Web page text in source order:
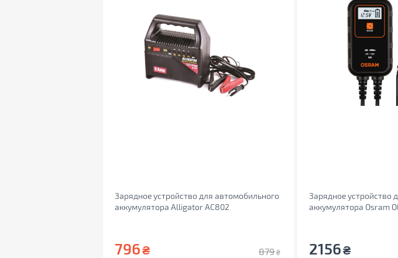
Зарядное устройство для автомобильного
аккумулятора Alligator AC802
796₴ 879 ₴
Зарядное устройство
аккумулятора Osram
2156₴